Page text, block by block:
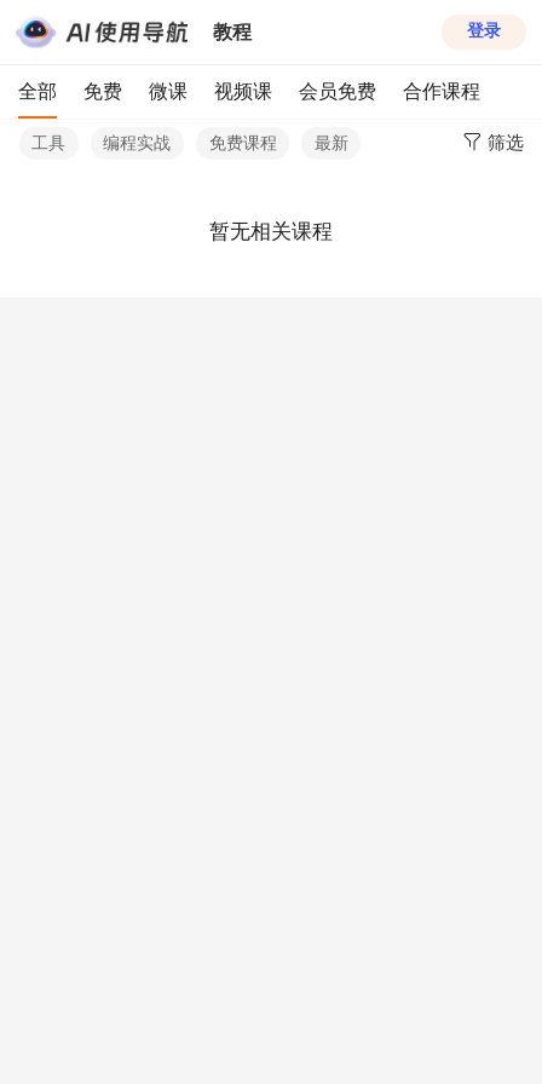
教程 登录
全部 免费 微课 视频课 会员免费 合作课程
工具 编程实战 免费课程 最新 筛选
暂无相关课程